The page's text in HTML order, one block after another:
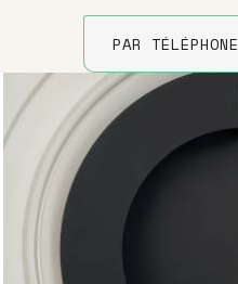
PAR TÉLÉPHONE